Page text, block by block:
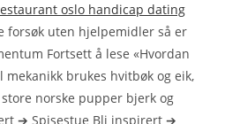
oslo handicap dating
forsøk uten hjelpemidler så er
Fortsett å lese «Hvordan
mekanikk brukes hvitbøk og eik,
norske pupper bjerk og
➔ Spisestue Bli inspirert ➔